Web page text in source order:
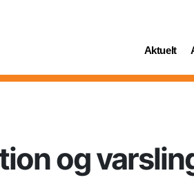
Aktuelt
(current)
og